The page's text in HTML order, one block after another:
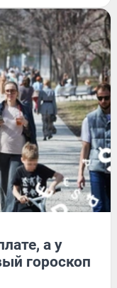
а у
гороскоп